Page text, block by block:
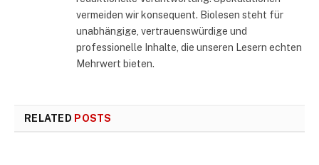
vermeiden wir konsequent. Biolesen steht für
unabhängige, vertrauenswürdige und
professionelle Inhalte, die unseren Lesern echten
Mehrwert bieten.
RELATED POSTS